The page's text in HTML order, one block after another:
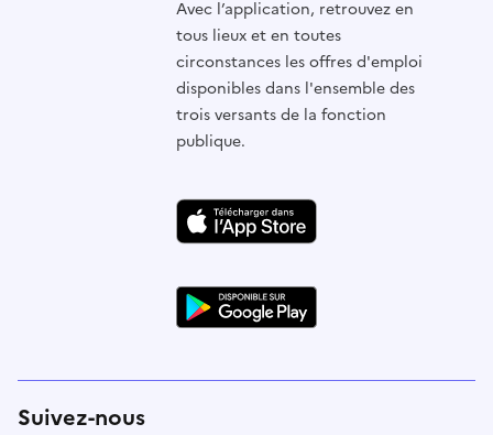
Avec l’application, retrouvez en
tous lieux et en toutes
circonstances les offres d'emploi
disponibles dans l'ensemble des
trois versants de la fonction
publique.
Suivez-nous